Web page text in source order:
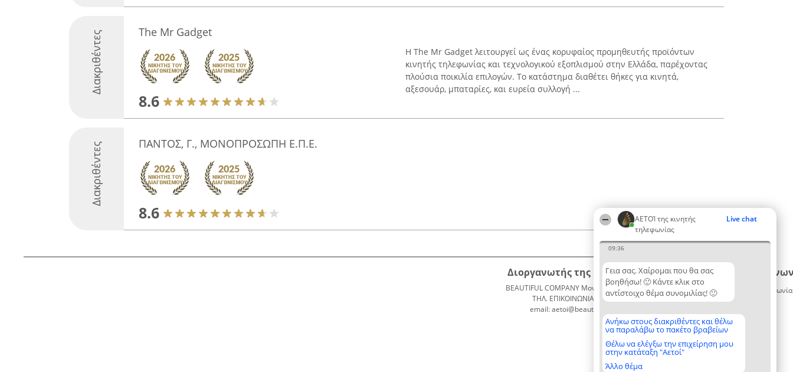
ΑΕΤΟΊ της κινητής
τηλεφωνίας
Live chat
09:36
Γεια σας. Χαίρομαι που θα σας
βοηθήσω! 🙂 Κάντε κλικ στο
αντίστοιχο θέμα συνομιλίας! 🙂
Ανήκω στους διακριθέντες και θέλω
να παραλάβω το πακέτο βραβείων
Θέλω να ελέγξω την επιχείρηση μου
στην κατάταξη "Αετοί"
Άλλο θέμα
Διακριθέντες The Mr Gadget
8.6
Η The Mr Gadget λειτουργεί ως ένας κορυφαίος προμηθευτής προϊόντων
κινητής τηλεφωνίας και τεχνολογικού εξοπλισμού στην Ελλάδα, παρέχοντας
πλούσια ποικιλία επιλογών. Το κατάστημα διαθέτει θήκες για κινητά,
αξεσουάρ, μπαταρίες, και ευρεία συλλογή ...
Διακριθέντες ΠΑΝΤΟΣ, Γ., ΜΟΝΟΠΡΟΣΩΠΗ Ε.Π.Ε.
8.6
Διοργανωτής της κατάταξης
BEAUTIFUL COMPANY Μονοπρόσωπη ΙΚΕ
ΤΗΛ. ΕΠΙΚΟΙΝΩΝΙΑΣ: 2104128019
email: aetoi@beautifulcompany.co
Κατάταξη
Διακριθέντες
Λίστα
διακριθέντων
Μεθοδολογία
Όροι &
προϋποθέσεις
Επικοινωνία